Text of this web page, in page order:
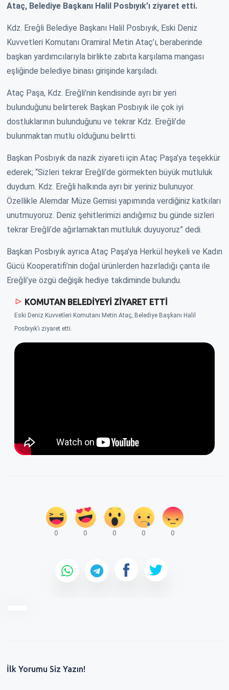
Ataç, Belediye Başkanı Halil Posbıyık’ı ziyaret etti.
Kdz. Ereğli Belediye Başkanı Halil Posbıyık, Eski Deniz
Kuvvetleri Komutanı Oramiral Metin Ataç’ı, beraberinde
başkan yardımcılarıyla birlikte zabıta karşılama mangası
eşliğinde belediye binası girişinde karşıladı.
Ataç Paşa, Kdz. Ereğli’nin kendisinde ayrı bir yeri
bulunduğunu belirterek Başkan Posbıyık ile çok iyi
dostluklarının bulunduğunu ve tekrar Kdz. Ereğli’de
bulunmaktan mutlu olduğunu belirtti.
Başkan Posbıyık da nazik ziyareti için Ataç Paşa’ya teşekkür
ederek; “Sizleri tekrar Ereğli’de görmekten büyük mutluluk
duydum. Kdz. Ereğli halkında ayrı bir yeriniz bulunuyor.
Özellikle Alemdar Müze Gemisi yapımında verdiğiniz katkıları
unutmuyoruz. Deniz şehitlerimizi andığımız bu günde sizleri
tekrar Ereğli’de ağırlamaktan mutluluk duyuyoruz” dedi.
Başkan Posbıyık ayrıca Ataç Paşa’ya Herkül heykeli ve Kadın
Gücü Kooperatifi’nin doğal ürünlerden hazırladığı çanta ile
Ereğli’ye özgü değişik hediye takdiminde bulundu.
KOMUTAN BELEDİYEYİ ZİYARET ETTİ
Eski Deniz Kuvvetleri Komutanı Metin Ataç, Belediye Başkanı Halil
Posbıyık’ı ziyaret etti.
0 0 0 0 0
İlk Yorumu Siz Yazın!